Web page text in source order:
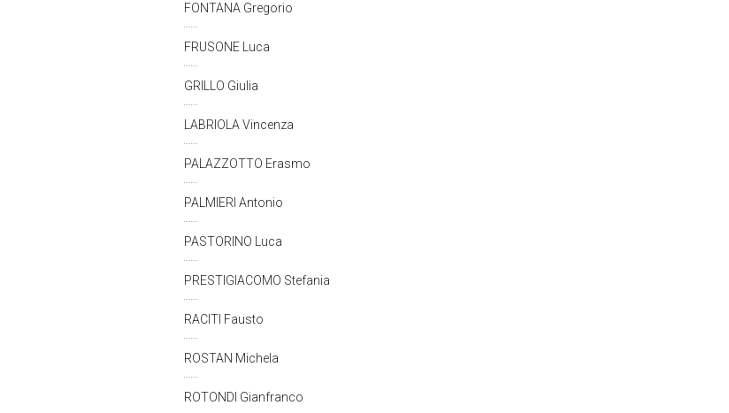
FONTANA Gregorio
FRUSONE Luca
GRILLO Giulia
LABRIOLA Vincenza
PALAZZOTTO Erasmo
PALMIERI Antonio
PASTORINO Luca
PRESTIGIACOMO Stefania
RACITI Fausto
ROSTAN Michela
ROTONDI Gianfranco